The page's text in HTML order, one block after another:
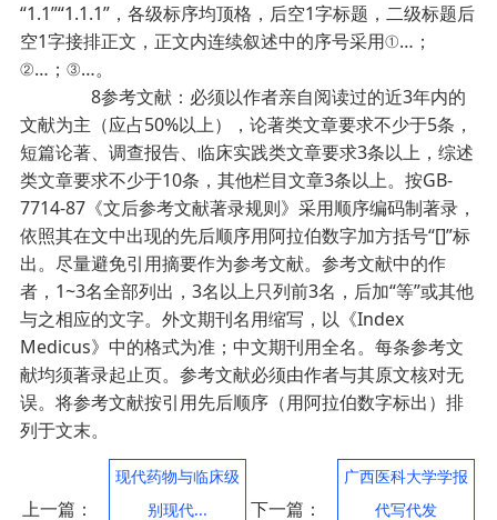
“1.1”“1.1.1”，各级标序均顶格，后空1字标题，二级标题后
空1字接排正文，正文内连续叙述中的序号采用①…；
②…；③…。
8参考文献：必须以作者亲自阅读过的近3年内的
文献为主（应占50%以上），论著类文章要求不少于5条，
短篇论著、调查报告、临床实践类文章要求3条以上，综述
类文章要求不少于10条，其他栏目文章3条以上。按GB-
7714-87《文后参考文献著录规则》采用顺序编码制著录，
依照其在文中出现的先后顺序用阿拉伯数字加方括号“[]”标
出。尽量避免引用摘要作为参考文献。参考文献中的作
者，1~3名全部列出，3名以上只列前3名，后加“等”或其他
与之相应的文字。外文期刊名用缩写，以《Index
Medicus》中的格式为准；中文期刊用全名。每条参考文
献均须著录起止页。参考文献必须由作者与其原文核对无
误。将参考文献按引用先后顺序（用阿拉伯数字标出）排
列于文末。
上一篇：
现代药物与临床级
别现代...
下一篇：
广西医科大学学报
代写代发